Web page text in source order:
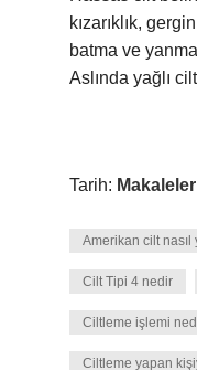
kızarıklık,
batma ve
Aslında yağlı
Tarih: Makaleler
Amerikan cilt nasıl
Cilt Tipi 4 nedir
Ciltleme işlemi
Ciltleme yapan